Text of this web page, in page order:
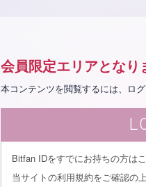
会員限定エリアとなり
本コンテンツを閲覧するには、ロ
Bitfan IDをすでにお持ちの方は
当サイトの利用規約をご確認の